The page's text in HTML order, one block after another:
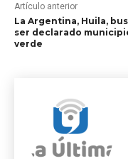
Artículo anterior
La Argentina, Huila,
ser declarado
verde